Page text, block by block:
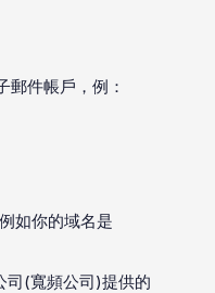
郵件帳戶，例：
如你的域名是
司(寬頻公司)提供的